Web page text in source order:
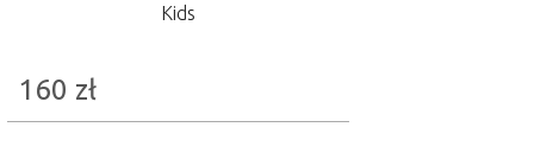
Kids
160 zł